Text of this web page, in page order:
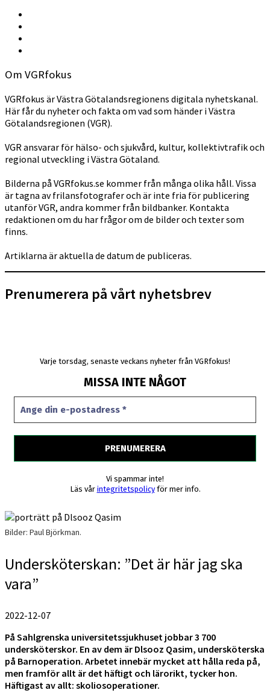
Om VGRfokus
VGRfokus är Västra Götalandsregionens digitala nyhetskanal.
Här får du nyheter och fakta om vad som händer i Västra
Götalandsregionen (VGR).
VGR ansvarar för hälso- och sjukvård, kultur, kollektivtrafik och
regional utveckling i Västra Götaland.
Bilderna på VGRfokus.se kommer från många olika håll. Vissa
är tagna av frilansfotografer och är inte fria för publicering
utanför VGR, andra kommer från bildbanker. Kontakta
redaktionen om du har frågor om de bilder och texter som
finns.
Artiklarna är aktuella de datum de publiceras.
Prenumerera på vårt nyhetsbrev
Varje torsdag, senaste veckans nyheter från VGRfokus!
MISSA INTE NÅGOT
Vi spammar inte!
Läs vår integritetspolicyför mer info.
Bilder: Paul Björkman.
Undersköterskan: ”Det är här jag ska
vara”
2022-12-07
På Sahlgrenska universitetssjukhuset jobbar 3 700
undersköterskor. En av dem är Dlsooz Qasim, undersköterska
på Barnoperation. Arbetet innebär mycket att hålla reda på,
men framför allt är det häftigt och lärorikt, tycker hon.
Häftigast av allt: skoliosoperationer.